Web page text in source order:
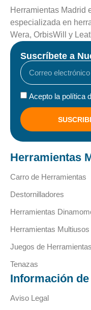
Herramientas Madrid
especializada en
Wera, OrbisWill y
Suscríbete a
Acepto la política
Herramientas
Carro de Herramientas
Destornilladores
Herramientas
Herramientas Multiusos
Juegos de Herramientas
Tenazas
Información
Aviso Legal